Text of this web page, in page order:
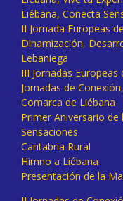
Liébana, Conecta
II Jornada Europeas
Dinamización,
Lebaniega
III Jornadas
Jornadas de
Comarca de Liébana
Primer Aniversario
Sensaciones
Cantabria Rural
Himno a Liébana
Presentación de la